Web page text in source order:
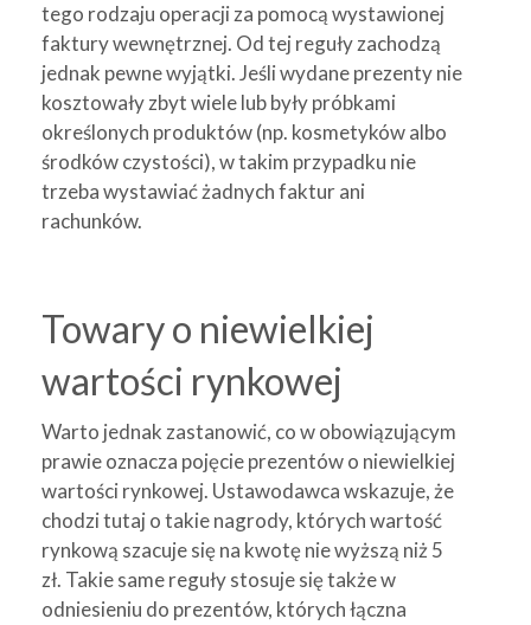
tego rodzaju operacji za pomocą wystawionej
faktury wewnętrznej. Od tej reguły zachodzą
jednak pewne wyjątki. Jeśli wydane prezenty nie
kosztowały zbyt wiele lub były próbkami
określonych produktów (np. kosmetyków albo
środków czystości), w takim przypadku nie
trzeba wystawiać żadnych faktur ani
rachunków.
Towary o niewielkiej
wartości rynkowej
Warto jednak zastanowić, co w obowiązującym
prawie oznacza pojęcie prezentów o niewielkiej
wartości rynkowej. Ustawodawca wskazuje, że
chodzi tutaj o takie nagrody, których wartość
rynkową szacuje się na kwotę nie wyższą niż 5
zł. Takie same reguły stosuje się także w
odniesieniu do prezentów, których łączna